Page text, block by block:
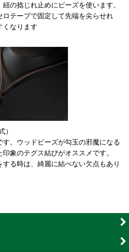
の捻じれ止めにビーズを使います。
テープで固定して先端を尖らせれ
くなります
）
。ウッドビーズが勾玉の邪魔になる
象のテグス結びがオススメです。
る時は、綺麗に結べない欠点もあり